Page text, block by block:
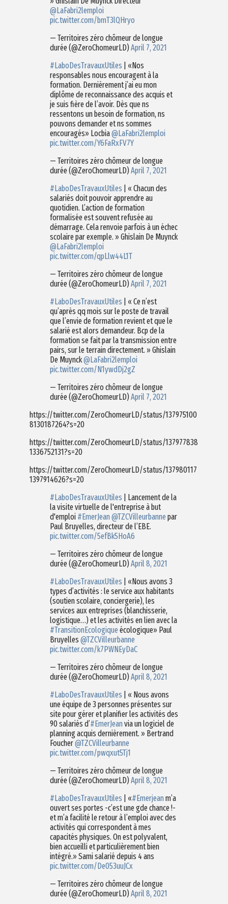
@LaFabri2lemploi
pic.twitter.com/bmT3lQHryo
— Territoires zéro chômeur de longue
durée (@ZeroChomeurLD)April 7, 2021
#LaboDesTravauxUtiles | «Nos
responsables nous encouragent à la
formation. Dernièrement j’ai eu mon
diplôme de reconnaissance des acquis et
je suis fière de l’avoir. Dès que ns
ressentons un besoin de formation, ns
pouvons demander et ns sommes
encouragés» Locbia@LaFabri2lemploi
pic.twitter.com/Y6FaRxFV7Y
— Territoires zéro chômeur de longue
durée (@ZeroChomeurLD)April 7, 2021
#LaboDesTravauxUtiles | « Chacun des
salariés doit pouvoir apprendre au
quotidien. L’action de formation
formalisée est souvent refusée au
démarrage. Cela renvoie parfois à un échec
scolaire par exemple. » Ghislain De Muynck
@LaFabri2lemploi
pic.twitter.com/qpLlw44L1T
— Territoires zéro chômeur de longue
durée (@ZeroChomeurLD)April 7, 2021
#LaboDesTravauxUtiles | « Ce n’est
qu’après qq mois sur le poste de travail
que l’envie de formation revient et que le
salarié est alors demandeur. Bcp de la
formation se fait par la transmission entre
pairs, sur le terrain directement. » Ghislain
De Muynck@LaFabri2lemploi
pic.twitter.com/N1ywdDj2gZ
— Territoires zéro chômeur de longue
durée (@ZeroChomeurLD)April 7, 2021
https://twitter.com/ZeroChomeurLD/status/137975100
8130187264?s=20
https://twitter.com/ZeroChomeurLD/status/137977838
1336752131?s=20
https://twitter.com/ZeroChomeurLD/status/137980117
1397914626?s=20
#LaboDesTravauxUtiles | Lancement de la
la visite virtuelle de l'entreprise à but
d'emploi #EmerJean @TZCVilleurbanne par
Paul Bruyelles, directeur de l’EBE.
pic.twitter.com/5efBk5HoA6
— Territoires zéro chômeur de longue
durée (@ZeroChomeurLD)April 8, 2021
#LaboDesTravauxUtiles | «Nous avons 3
types d’activités : le service aux habitants
(soutien scolaire, conciergerie), les
services aux entreprises (blanchisserie,
logistique…) et les activités en lien avec la
#TransitionEcologique écologique» Paul
Bruyelles @TZCVilleurbanne
pic.twitter.com/k7PWNEyDaC
— Territoires zéro chômeur de longue
durée (@ZeroChomeurLD)April 8, 2021
#LaboDesTravauxUtiles | « Nous avons
une équipe de 3 personnes présentes sur
site pour gérer et planifier les activités des
90 salariés d’#EmerJean via un logiciel de
planning acquis dernièrement. » Bertrand
Foucher@TZCVilleurbanne
pic.twitter.com/pwqxut5Tj1
— Territoires zéro chômeur de longue
durée (@ZeroChomeurLD)April 8, 2021
#LaboDesTravauxUtiles | «#Emerjean m’a
ouvert ses portes -c’est une gde chance !-
et m’a facilité le retour à l’emploi avec des
activités qui correspondent à mes
capacités physiques. On est polyvalent,
bien accueilli et particulièrement bien
intégré.» Sami salarié depuis 4 ans
pic.twitter.com/De053uuJCx
— Territoires zéro chômeur de longue
durée (@ZeroChomeurLD)April 8, 2021